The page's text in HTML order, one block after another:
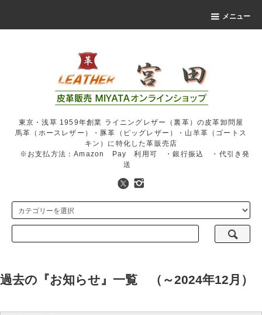
メニュー
東京・浅草 1959年創業 ライニングレザー（裏革）の皮革卸問屋
馬革（ホースレザー）・豚革（ピッグレザー）・山羊革（ゴートス
キン）に特化した革販売店
※お支払方法：Amazon Pay 利用可 ・銀行振込 ・代引き発
送
過去の『お知らせ』一覧 （～2024年12月）